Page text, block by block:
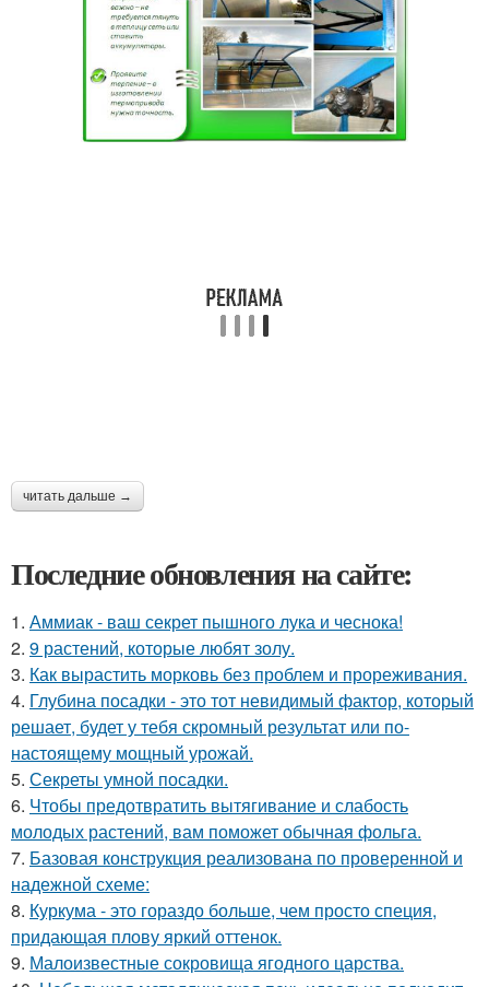
читать дальше →
Последние обновления на сайте:
1. Аммиак - ваш секрет пышного лука и чеснока!
2. 9 растений, которые любят золу.
3. Как вырастить морковь без проблем и прореживания.
4. Глубина посадки - это тот невидимый фактор, который
решает, будет у тебя скромный результат или по-
настоящему мощный урожай.
5. Секреты умной посадки.
6. Чтобы предотвратить вытягивание и слабость
молодых растений, вам поможет обычная фольга.
7. Базовая конструкция реализована по проверенной и
надежной схеме:
8. Куркума - это гораздо больше, чем просто специя,
придающая плову яркий оттенок.
9. Малоизвестные сокровища ягодного царства.